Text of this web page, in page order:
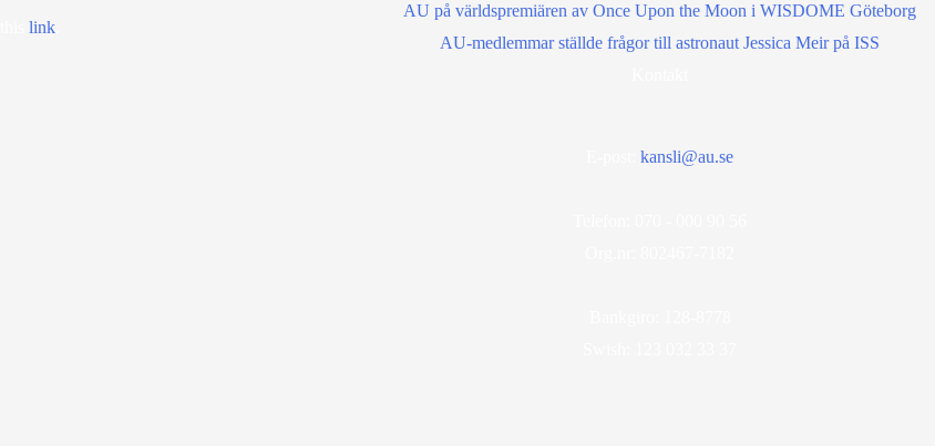
link.
AU på världspremiären av Once Upon the Moon i WISDOME Göteborg
AU-medlemmar ställde frågor till astronaut Jessica Meir på ISS
kansli@au.se